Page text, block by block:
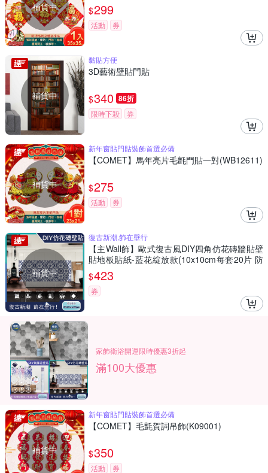
補貨中 $299
活動 券
補貨中
黏貼方便
3D藝術壁貼門貼
$340 86折
限時下殺 券
補貨中
新年窗貼門貼裝飾首選必備
【COMET】馬年亮片毛氈門貼一對(WB12611)
$275
活動 券
補貨中
復古新潮,飾在壁行
【主Wall飾】歐式復古風DIY四角仿花磚牆貼壁
貼地板貼紙-藍花綻放款(10x10cm每套20片 防
水即撕即貼)
$423
券
家飾衛浴開運限時優惠3折起
滿100大優惠
補貨中
新年窗貼門貼裝飾首選必備
【COMET】毛氈賀詞吊飾(K09001)
$350
活動 券